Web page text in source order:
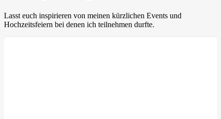
Lasst euch inspirieren von meinen kürzlichen Events und
Hochzeitsfeiern bei denen ich teilnehmen durfte.